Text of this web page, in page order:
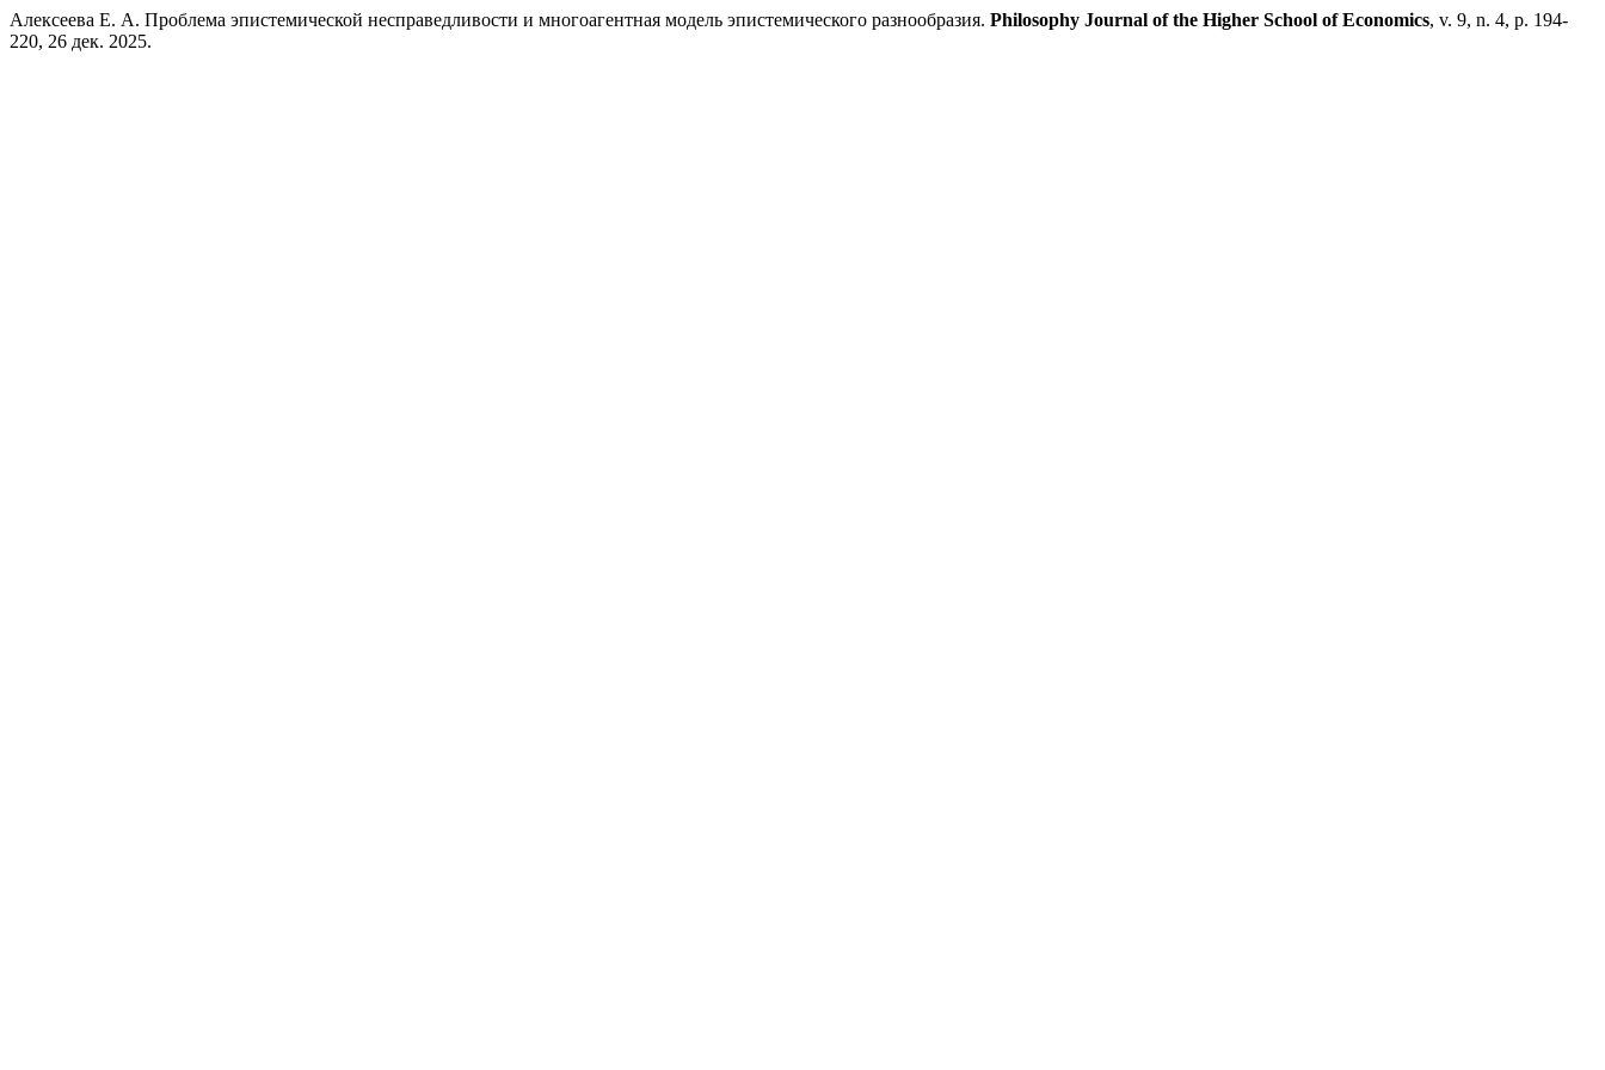
Алексеева Е. А. Проблема эпистемической несправедливости и многоагентная модель эпистемического разнообразия. Philosophy Journal of the Higher School of Economics, v. 9, n. 4, p. 194-
220, 26 дек. 2025.